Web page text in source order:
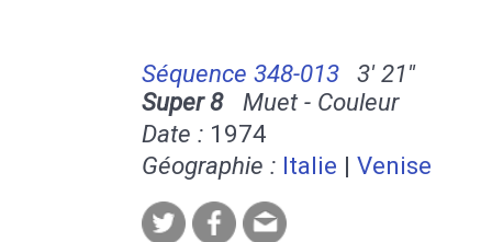
Séquence 348-013
3' 21''
Super 8Muet - Couleur
Date : 1974
Géographie : Italie | Venise